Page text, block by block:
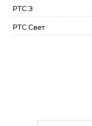
РТС 3
РТС Свет